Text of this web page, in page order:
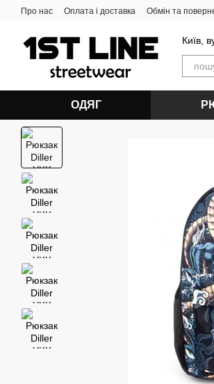
Перейти до основного контенту
Про нас Оплата і доставка Обмін та
Київ,
ОДЯГ